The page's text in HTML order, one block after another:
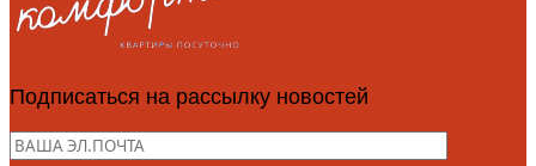
Подписаться на рассылку новостей